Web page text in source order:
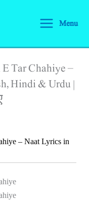
Menu
Tar Chahiye –
Hindi & Urdu |
– Naat Lyrics in